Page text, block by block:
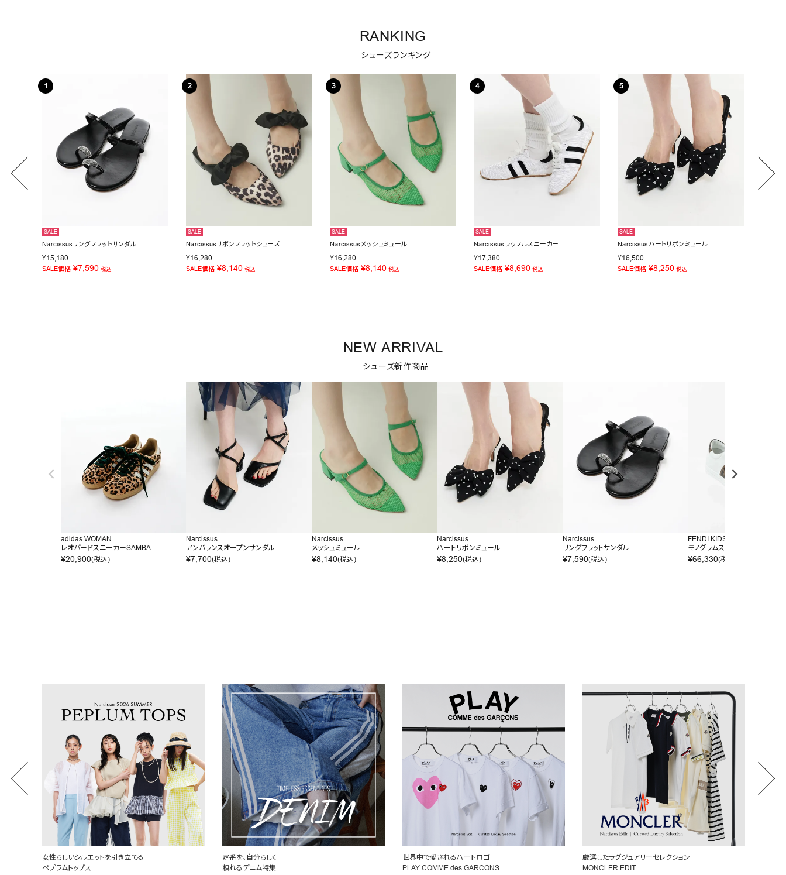
RANKING
シューズランキング
SALE
Narcissusリングフラットサンダル
¥15,180
SALE価格 ¥7,590 税込
SALE
Narcissusリボンフラットシューズ
¥16,280
SALE価格 ¥8,140 税込
SALE
Narcissusメッシュミュール
¥16,280
SALE価格 ¥8,140 税込
SALE
Narcissusラッフルスニーカー
¥17,380
SALE価格 ¥8,690 税込
SALE
Narcissusハートリボンミュール
¥16,500
SALE価格 ¥8,250 税込
NEW ARRIVAL
シューズ新作商品
adidas WOMAN
レオパードスニーカーSAMBA
¥20,900(税込)
Narcissus
アンバランスオープンサンダル
¥7,700(税込)
Narcissus
メッシュミュール
¥8,140(税込)
Narcissus
ハートリボンミュール
¥8,250(税込)
Narcissus
リングフラットサンダル
¥7,590(税込)
FENDI KIDS
モノグラムスニーカー
¥66,330(税込)
女性らしいシルエットを引き立てる
ペプラムトップス
定番を、自分らしく
頼れるデニム特集
世界中で愛されるハートロゴ
PLAY COMME des GARCONS
厳選したラグジュアリーセレクション
MONCLER EDIT